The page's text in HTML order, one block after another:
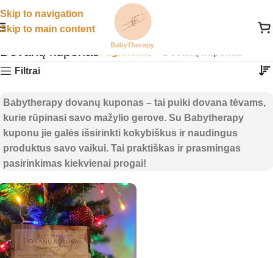
Skip to navigation
Skip to main content
Dovanų kuponas Pagrindinis
Filtrai
Babytherapy dovanų kuponas – tai puiki dovana tėvams,
kurie rūpinasi savo mažylio gerove. Su Babytherapy
kuponu jie galės išsirinkti kokybiškus ir naudingus
produktus savo vaikui. Tai praktiškas ir prasmingas
pasirinkimas kiekvienai progai!